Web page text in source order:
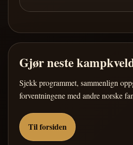
Gjør neste
Sjekk programmet, sammenlign
forventningene med andre norske
Til forsiden